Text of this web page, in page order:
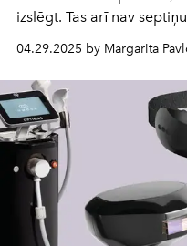
izslēgt. Tas arī nav
no tuvākās aptiekas.
process, kas organismā
izplatītajiem mītiem šī
darbību. Organismā viss
attīrīšanā piedalās
gadā, bet katru dienu."
04.29.2025 by Margarita